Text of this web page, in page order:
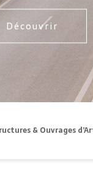
& Ouvrages